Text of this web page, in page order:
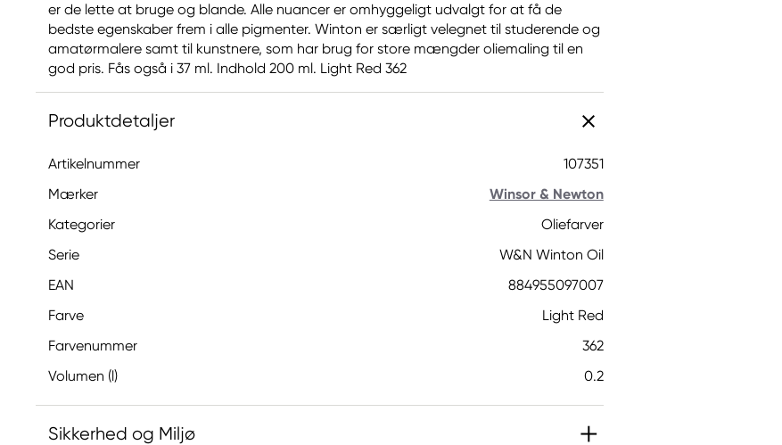
er de lette at bruge og blande. Alle nuancer er omhyggeligt udvalgt for at få de
bedste egenskaber frem i alle pigmenter. Winton er særligt velegnet til studerende og
amatørmalere samt til kunstnere, som har brug for store mængder oliemaling til en
god pris. Fås også i 37 ml. Indhold 200 ml. Light Red 362
Produktdetaljer
Artikelnummer
107351
Mærker
Winsor & Newton
Kategorier
Oliefarver
Serie
W&N Winton Oil
EAN
884955097007
Farve
Light Red
Farvenummer
362
Volumen (l)
0.2
Sikkerhed og Miljø